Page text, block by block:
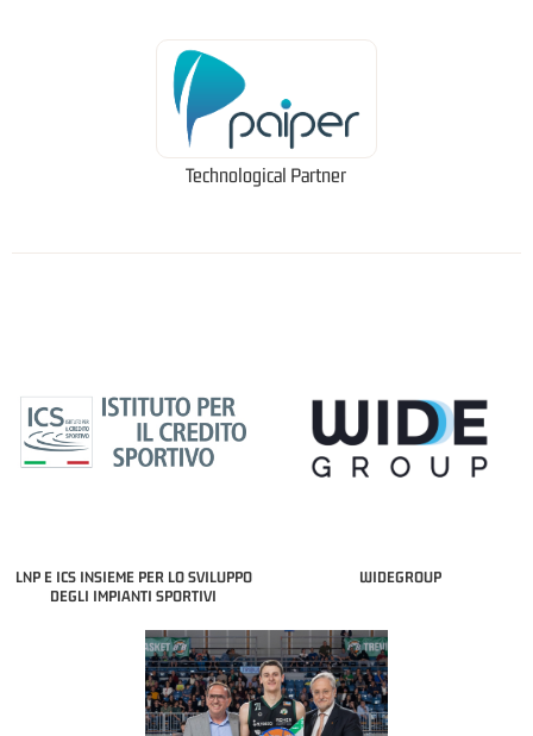
Technological Partner
LNP E ICS INSIEME PER LO SVILUPPO
DEGLI IMPIANTI SPORTIVI
WIDEGROUP